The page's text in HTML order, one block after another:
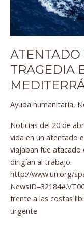
TRAGEDIA
Ayuda humanitaria,
Noticias del 20 de
vida en un atentado
viajaban fue atacado
dirigían al trabajo.
http://www.un.org/
frente a las costas
urgente